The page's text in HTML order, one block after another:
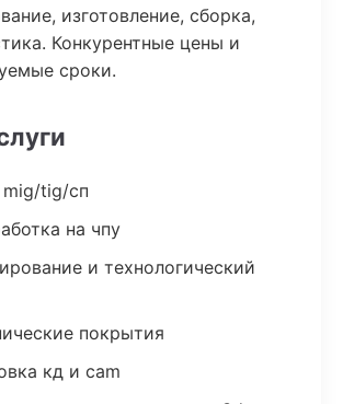
изготовление, сборка,
Конкурентные цены и
сроки.
tig/сп
на чпу
и технологический
покрытия
кд и cam